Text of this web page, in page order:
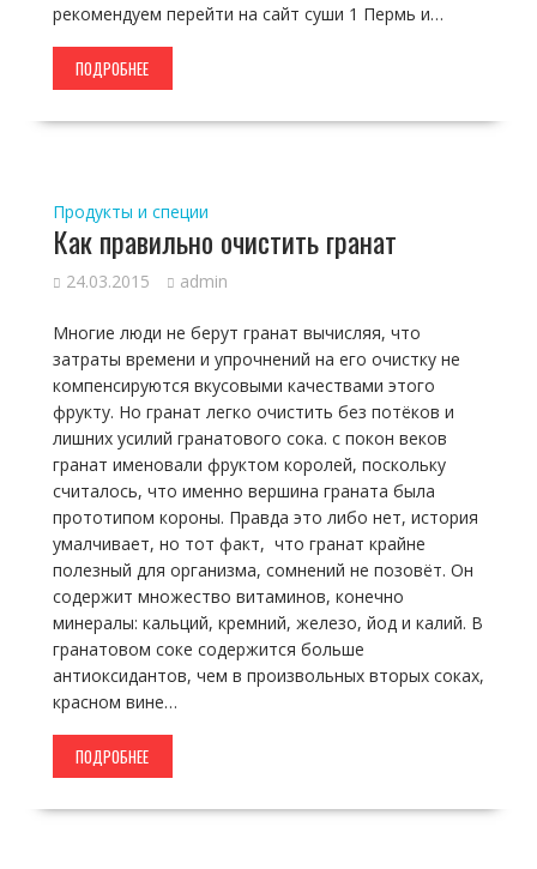
рекомендуем перейти на сайт суши 1 Пермь и…
ПОДРОБНЕЕ
Продукты и специи
Как правильно очистить гранат
24.03.2015 admin
Многие люди не берут гранат вычисляя, что
затраты времени и упрочнений на его очистку не
компенсируются вкусовыми качествами этого
фрукту. Но гранат легко очистить без потёков и
лишних усилий гранатового сока. с покон веков
гранат именовали фруктом королей, поскольку
считалось, что именно вершина граната была
прототипом короны. Правда это либо нет, история
умалчивает, но тот факт, что гранат крайне
полезный для организма, сомнений не позовёт. Он
содержит множество витаминов, конечно
минералы: кальций, кремний, железо, йод и калий. В
гранатовом соке содержится больше
антиоксидантов, чем в произвольных вторых соках,
красном вине…
ПОДРОБНЕЕ